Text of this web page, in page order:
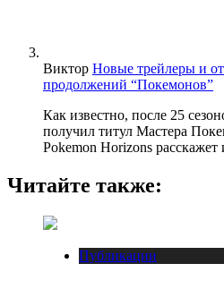
Виктор Новые трейлеры и
продолжений “Покемонов”
Как известно, после 25
получил титул Мастера
Pokemon Horizons
Читайте также:
Публикации